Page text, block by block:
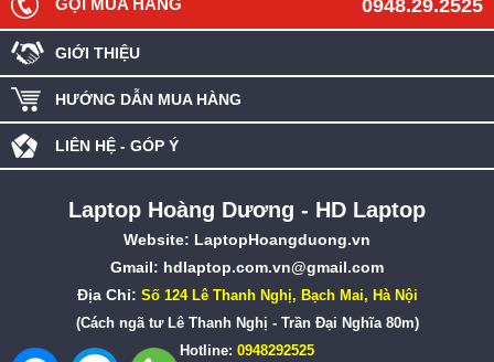
0948.29.2525
GỌI MUA HÀNG
GIỚI THIỆU
HƯỚNG DẪN MUA HÀNG
LIÊN HỆ - GÓP Ý
Laptop Hoàng Dương - HD Laptop
Website: LaptopHoangduong.vn
Gmail: hdlaptop.com.vn@gmail.com
Địa Chỉ: Số 124 Lê Thanh Nghị, Bạch Mai, Hà Nội
(Cách ngã tư Lê Thanh Nghị - Trần Đại Nghĩa 80m)
Hotline: 0948292525